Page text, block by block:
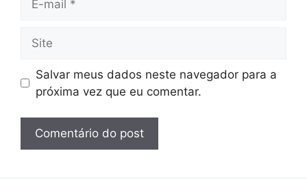
mail
Salvar meus dados neste navegador para a
próxima vez que eu comentar.